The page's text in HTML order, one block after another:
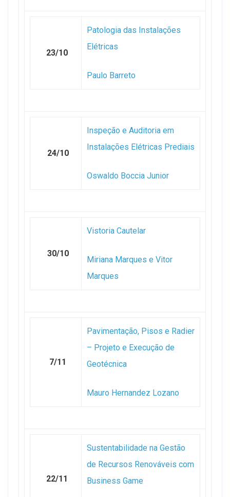
23/10
Patologia das Instalações
Elétricas
Paulo Barreto
24/10
Inspeção e Auditoria em
Instalações Elétricas Prediais
Oswaldo Boccia Junior
30/10
Vistoria Cautelar
Miriana Marques e Vitor
Marques
7/11
Pavimentação, Pisos e Radier
– Projeto e Execução de
Geotécnica
Mauro Hernandez Lozano
22/11
Sustentabilidade na Gestão
de Recursos Renováveis com
Business Game